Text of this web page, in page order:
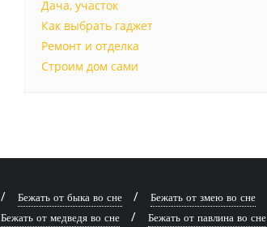
Дача, участок
Как выбрать гаджет
Ремонт и отделка
Строим дом сами
Бежать от быка во сне
Бежать от змею во сне
Бежать от медведя во сне
Бежать от павлина во сне